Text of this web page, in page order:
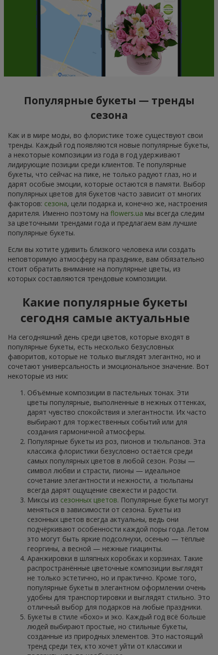
Популярные букеты — тренды
сезона
Как и в мире моды, во флористике тоже существуют свои
тренды. Каждый год появляются новые популярные букеты,
а некоторые композиции из года в год удерживают
лидирующие позиции среди клиентов. Те популярные
букеты, что сейчас на пике, не только радуют глаз, но и
дарят особые эмоции, которые остаются в памяти. Выбор
популярных цветов для букетов часто зависит от многих
факторов: сезона, цели подарка и, конечно же, настроения
дарителя. Именно поэтому на flowers.ua мы всегда следим
за цветочными трендами года и предлагаем вам лучшие
популярные букеты.
Если вы хотите удивить близкого человека или создать
неповторимую атмосферу на празднике, вам обязательно
стоит обратить внимание на популярные цветы, из
которых составляются трендовые композиции.
Какие популярные букеты
сегодня самые актуальные
На сегодняшний день среди цветов, которые входят в
популярные букеты, есть несколько безусловных
фаворитов, которые не только выглядят элегантно, но и
сочетают универсальность и эмоциональное значение. Вот
некоторые из них:
Объёмные композиции в пастельных тонах. Эти
цветы популярные, выполненные в нежных оттенках,
дарят чувство спокойствия и элегантности. Их часто
выбирают для торжественных событий или для
создания гармоничной атмосферы.
Популярные букеты из роз, пионов и тюльпанов. Эта
классика флористики безусловно остаётся среди
самых популярных цветов в любой сезон. Розы —
символ любви и страсти, пионы — идеальное
сочетание элегантности и нежности, а тюльпаны
всегда дарят ощущение свежести и радости.
Миксы из сезонных цветов. Популярные букеты могут
меняться в зависимости от сезона. Букеты из
сезонных цветов всегда актуальны, ведь они
подчёркивают особенности каждой поры года. Летом
это могут быть яркие подсолнухи, осенью — тёплые
георгины, а весной — нежные гиацинты.
Аранжировки в шляпных коробках и корзинах. Такие
распространённые цветочные композиции выглядят
не только эстетично, но и практично. Кроме того,
популярные букеты в элегантном оформлении очень
удобны для транспортировки и выглядят стильно. Это
отличный выбор для подарков на любые праздники.
Букеты в стиле «бохо» и эко. Каждый год всё больше
людей выбирают простые, но стильные букеты,
созданные из природных элементов. Это настоящий
тренд среди тех, кто хочет уйти от классики и